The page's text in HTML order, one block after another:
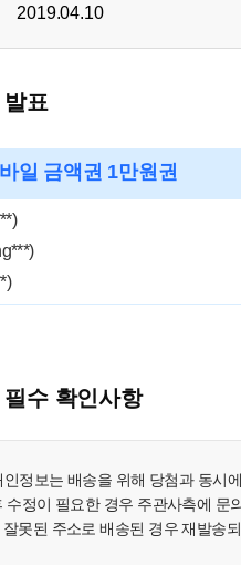
2019.04.10
표
일 금액권 1만원권
필수 확인사항
인정보는 배송을 위해 당첨과 동
수정이 필요한 경우 주관사측에 문
못된 주소로 배송된 경우 재발송